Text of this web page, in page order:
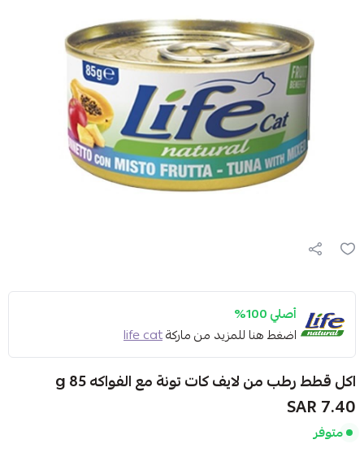
أصلي 100%
اضغط هنا للمزيد من ماركةlife cat
اكل قطط رطب من لايف كات تونة مع الفواكه 85 g
7.40 SAR
متوفر